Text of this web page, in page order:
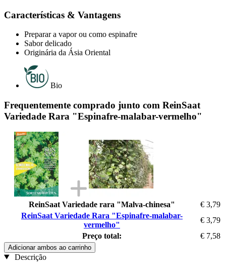
Características & Vantagens
Preparar a vapor ou como espinafre
Sabor delicado
Originária da Ásia Oriental
Bio
Frequentemente comprado junto com ReinSaat
Variedade Rara "Espinafre-malabar-vermelho"
ReinSaat Variedade rara "Malva-chinesa"
€ 3,79
ReinSaat Variedade Rara "Espinafre-malabar-
vermelho"
€ 3,79
Preço total:
€ 7,58
Adicionar ambos ao carrinho
Descrição